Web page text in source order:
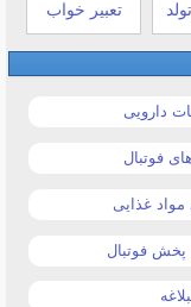
تعبیر خواب
دارویی
فوتبال
مواد غذایی
پخش فوتبال